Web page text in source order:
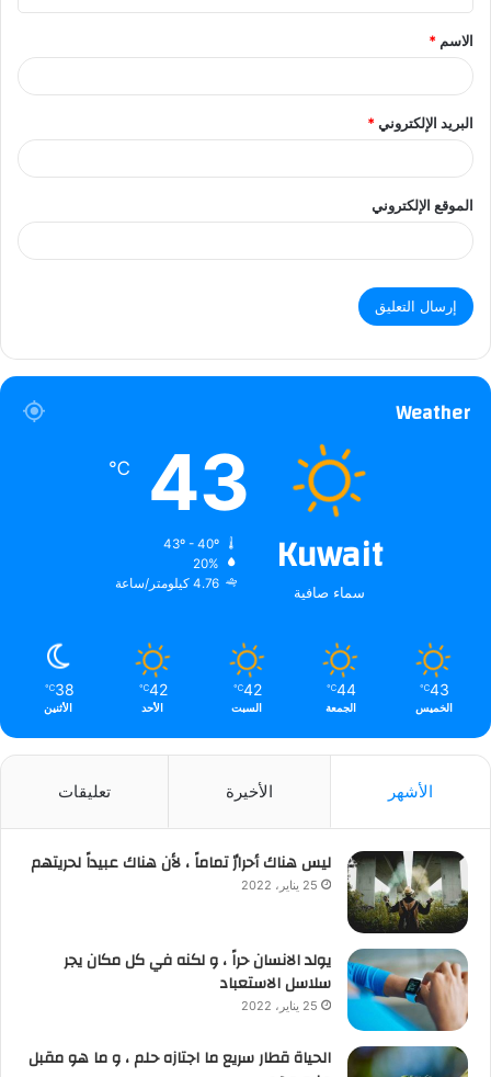
ق
الاسم *
البريد الإلكتروني*
الموقع الإلكتروني
Weather
Kuwait
سماء صافية
43
℃
20%
4.76 كيلومتر/ساعة
43
℃
الخميس
44
℃
الجمعة
42
℃
السبت
42
℃
الأحد
38
℃
الأثنين
الأشهر الأخيرة تعليقات
ليس هناك أحرارٌ تماماً ، لأن هناك عبيداً لحريتهم
25 يناير، 2022
يولد الانسان حراً ، و لكنه في كل مكان يجر
سلاسل الاستعباد
25 يناير، 2022
الحياة قطار سريع ما اجتازه حلم ، و ما هو مقبل